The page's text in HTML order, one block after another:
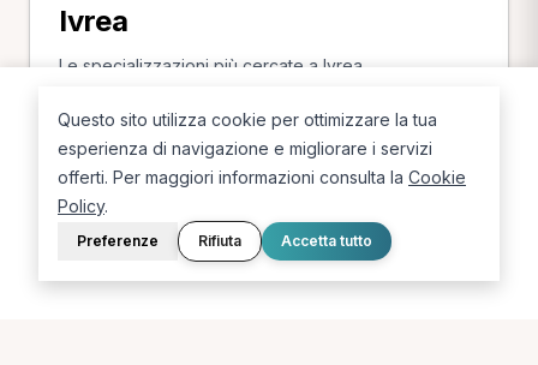
Ivrea
Le specializzazioni più cercate a Ivrea.
Osteopata a Ivrea MCB a Ivrea
Questo sito utilizza cookie per ottimizzare la tua
esperienza di navigazione e migliorare i servizi
offerti. Per maggiori informazioni consulta la Cookie
Policy.
Preferenze Rifiuta Accetta tutto